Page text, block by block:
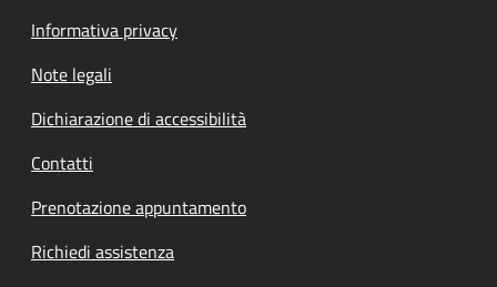
Informativa privacy
Note legali
Dichiarazione di accessibilità
Contatti
Prenotazione appuntamento
Richiedi assistenza